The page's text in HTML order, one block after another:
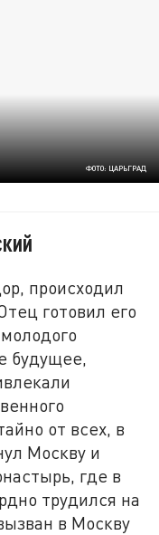
ФОТО: ЦАРЬГРАД
происходил
готовил его
будущее,
от всех, в
Москву и
где в
трудился на
в Москву